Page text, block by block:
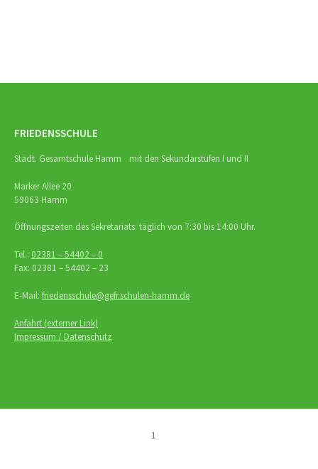
FRIEDENSSCHULE
Städt. Gesamtschule Hamm mit den Sekundarstufen I und II
Marker Allee 20
59063 Hamm
Öffnungszeiten des Sekretariats: täglich von 7:30 bis 14:00 Uhr.
Tel.: 02381 – 54402 – 0
Fax: 02381 – 54402 – 23
E-Mail: friedensschule@gefr.schulen-hamm.de
Anfahrt (externer Link)
Impressum / Datenschutz
1